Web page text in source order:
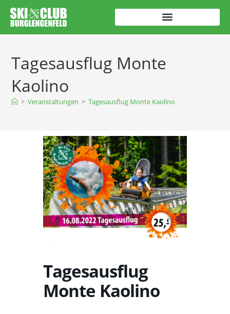
Tagesausflug Monte
Kaolino
> Veranstaltungen > Tagesausflug Monte Kaolino
Tagesausflug
Monte Kaolino